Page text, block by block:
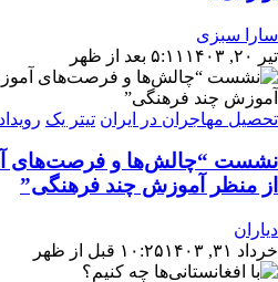
سارا سبزی
تیر ۲۰, ۱۴۰۳
۵:۱۱ بعد از ظهر
تحصیل مهاجران در ایران تیتر یک
نشست “چالش‌ها و فرصت‌های
از منظر آموزش چند فرهنگی”
دیاران
خرداد ۳۱, ۱۴۰۳
۱۰:۲۵ قبل از ظهر